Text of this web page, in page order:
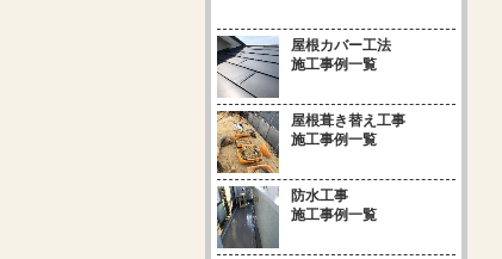
屋根カバー工法
施工事例一覧
屋根葺き替え工事
施工事例一覧
防水工事
施工事例一覧